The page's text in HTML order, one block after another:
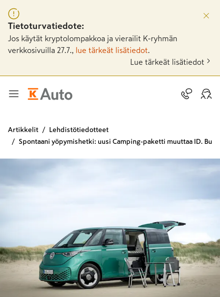
Tietoturvatiedote:
Jos käytät kryptolompakkoa ja vierailit K-ryhmän
verkkosivuilla 27.7.,
lue tärkeät lisätiedot
Lue tärkeät lisätiedot
Artikkelit
Lehdistötiedotteet
Spontaani yöpymishetki: uusi Camping-paketti muuttaa ID.